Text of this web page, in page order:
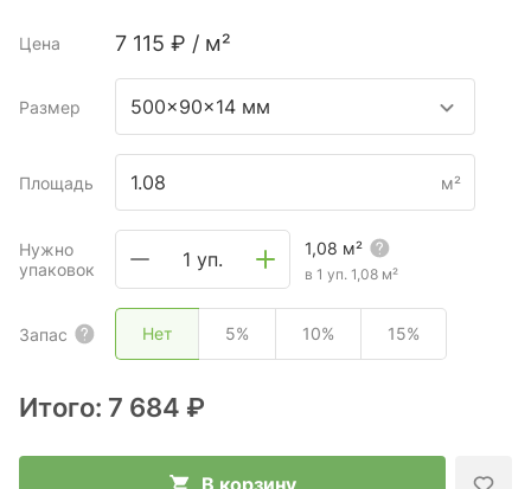
Цена 7 115 ₽ / м²
Размер 500x90x14 мм
Площадь м²
Нужно
упаковок
1 уп. 1,08 м²
в 1 уп. 1,08 м²
Запас Нет 5% 10% 15%
Итого: 7 684 ₽
В корзину